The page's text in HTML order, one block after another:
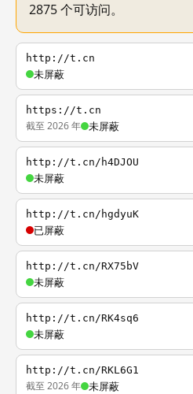
2875 个可访问。
http://t.cn
未屏蔽
https://t.cn
截至 2026 年 未屏蔽
http://t.cn/h4DJOU
未屏蔽
http://t.cn/hgdyuK
已屏蔽
http://t.cn/RX75bV
未屏蔽
http://t.cn/RK4sq6
未屏蔽
http://t.cn/RKL6G1
截至 2026 年 未屏蔽